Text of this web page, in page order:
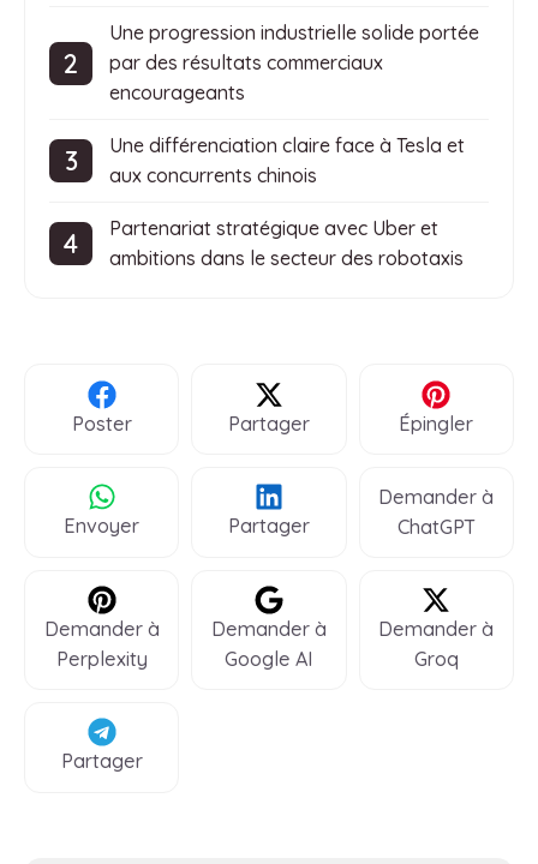
Une progression industrielle solide portée
par des résultats commerciaux
encourageants
Une différenciation claire face à Tesla et
aux concurrents chinois
Partenariat stratégique avec Uber et
ambitions dans le secteur des robotaxis
Poster Partager Épingler
Envoyer Partager
Demander à
ChatGPT
Demander à
Perplexity
Demander à
Google AI
Demander à
Groq
Partager